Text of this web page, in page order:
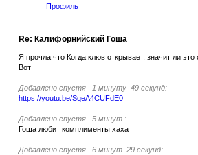
Профиль
Re: Калифорнийский Гоша
Я прочла что Когда клюв открывает, значит ли
Вот
Добавлено спустя 1 минуту 49 секунд:
https://youtu.be/SqeA4CUFdE0
Добавлено спустя 5 минут :
Гоша любит комплименты хаха
Добавлено спустя 6 минут 29 секунд: